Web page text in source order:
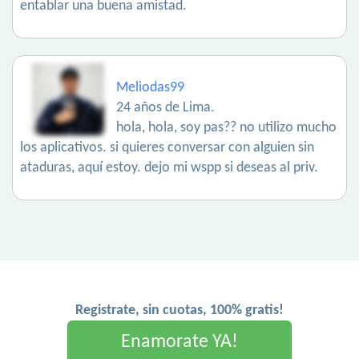
entablar una buena amistad.
Meliodas99
24 años de Lima.
hola, hola, soy pas?? no utilizo mucho
los aplicativos. si quieres conversar con alguien sin
ataduras, aquí estoy. dejo mi wspp si deseas al priv.
Registrate, sin cuotas, 100% gratis!
Enamorate YA!